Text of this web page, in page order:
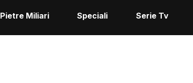
Pietre Miliari Speciali Serie Tv